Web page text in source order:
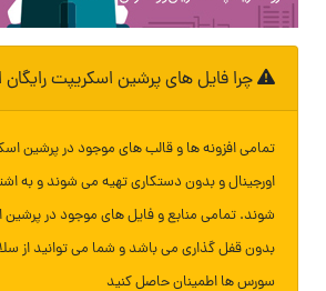
چرا فایل های پرشین اسکریپت
تمامی افزونه ها و قالب های موجود در پرشین
اورجینال و بدون دستکاری تهیه می شوند و به
شوند. تمامی منابع و فایل های موجود در پرشین
بدون قفل گذاری می باشد و شما می توانید از
سورس ها اطمینان حاصل کنید